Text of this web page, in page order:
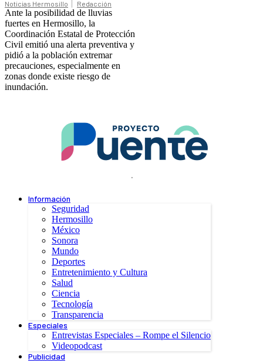
Noticias Hermosillo Redacción
Ante la posibilidad de lluvias
fuertes en Hermosillo, la
Coordinación Estatal de Protección
Civil emitió una alerta preventiva y
pidió a la población extremar
precauciones, especialmente en
zonas donde existe riesgo de
inundación.
.
Información
Seguridad
Hermosillo
México
Sonora
Mundo
Deportes
Entretenimiento y Cultura
Salud
Ciencia
Tecnología
Transparencia
Especiales
Entrevistas Especiales – Rompe el Silencio
Videopodcast
Publicidad